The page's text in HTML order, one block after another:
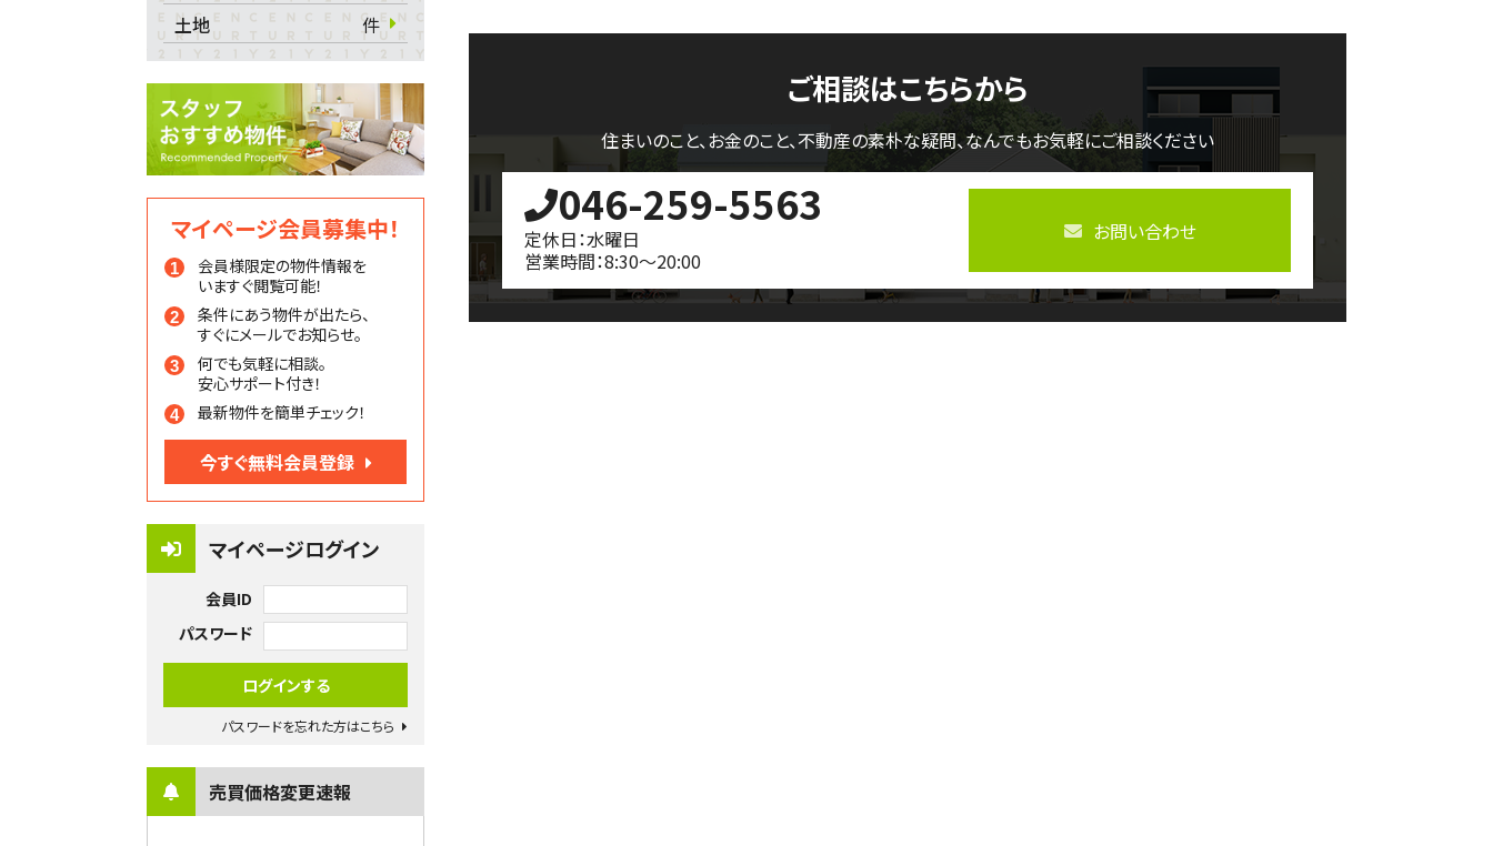
土地
件
マイページ会員募集中！
会員様限定の物件情報を
いますぐ閲覧可能！
条件にあう物件が出たら、
すぐにメールでお知らせ。
何でも気軽に相談。
安心サポート付き！
最新物件を簡単チェック！
今すぐ無料会員登録
マイページログイン
会員ID
パスワード
パスワードを忘れた方はこちら
売買価格変更速報
ご相談はこちらから
住まいのこと、お金のこと、不動産の素朴な疑問、なんでもお気軽にご相談ください
046-259-5563
定休日：水曜日
営業時間：8:30～20:00
お問い合わせ